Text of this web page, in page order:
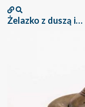
Żelazko z duszą i…